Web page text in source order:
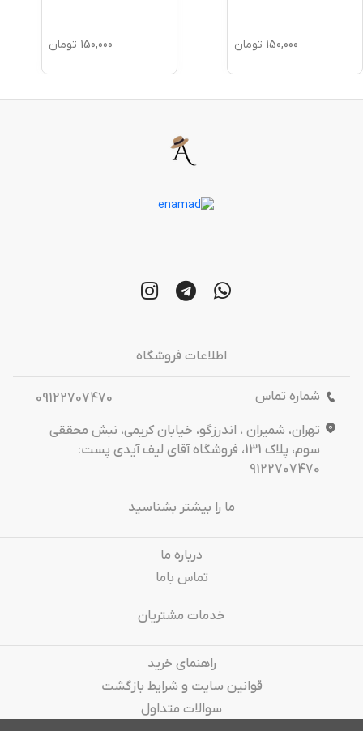
150,000 تومان 150,000 تومان
اطلاعات فروشگاه
شماره تماس
09122707470
تهران، شمیران ، اندرزگو، خیابان کریمی، نبش محققی
سوم، پلاک 131، فروشگاه آقای لیف آیدی پست:
9122707470
ما را بیشتر بشناسید
درباره‌ ما
تماس باما
خدمات مشتریان
راهنمای خرید
قوانین سایت و شرایط بازگشت
سوالات متداول